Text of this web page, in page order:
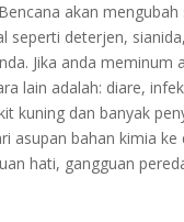
akan mengubah
seperti deterjen,
Jika anda meminum
lain adalah: diare,
kuning dan banyak
asupan bahan kimia ke
hati, gangguan